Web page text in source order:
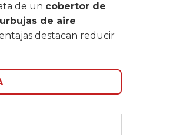
de un cobertor de
de aire
destacan reducir